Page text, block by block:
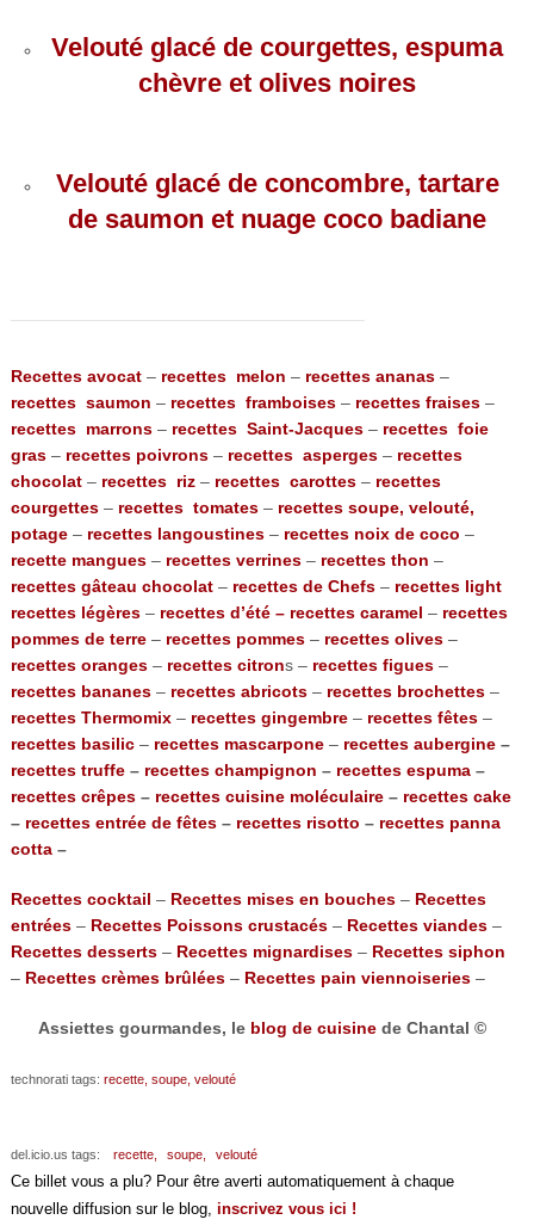
Velouté glacé de courgettes, espuma
chèvre et olives noires
Velouté glacé de concombre, tartare
de saumon et nuage coco badiane
Recettes avocat– recettes melon – recettes ananas–
recettes saumon – recettes framboises– recettes fraises–
recettes marrons– recettes Saint-Jacques– recettes foie
gras–recettes poivrons– recettes asperges – recettes
chocolat– recettes riz– recettes carottes– recettes
courgettes– recettes tomates– recettes soupe, velouté,
potage– recettes langoustines–recettes noix de coco –
recette mangues– recettes verrines– recettes thon –
recettes gâteau chocolat– recettes de Chefs– recettes light
recettes légères– recettes d’été –recettes caramel – recettes
pommes de terre– recettes pommes– recettes olives–
recettes oranges– recettes citrons – recettes figues–
recettes bananes– recettes abricots– recettes brochettes–
recettes Thermomix– recettes gingembre– recettes fêtes–
recettes basilic– recettes mascarpone– recettes aubergine–
recettes truffe– recettes champignon – recettes espuma–
recettes crêpes– recettes cuisine moléculaire– recettes cake
– recettes entrée de fêtes– recettes risotto – recettes panna
cotta–
Recettes cocktail – Recettes mises en bouches– Recettes
entrées– Recettes Poissons crustacés– Recettes viandes–
Recettes desserts– Recettes mignardises– Recettes siphon
– Recettes crèmes brûlées– Recettes pain viennoiseries–
Assiettes gourmandes, le blog de cuisinede Chantal ©
technorati tags: recette, soupe, velouté
del.icio.us tags: recette, soupe, velouté
Ce billet vous a plu? Pour être averti automatiquement à chaque
nouvelle diffusion sur le blog, inscrivez vous ici !